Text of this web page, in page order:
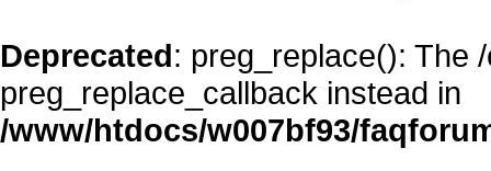
Deprecated: preg_replace(): The
preg_replace_callback instead in
/www/htdocs/w007bf93/